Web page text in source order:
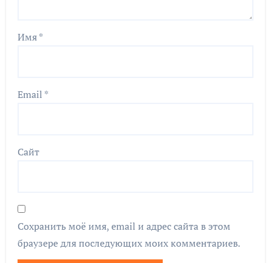
Имя*
Email *
Сайт
Сохранить моё имя, email и адрес сайта в этом
браузере для последующих моих комментариев.